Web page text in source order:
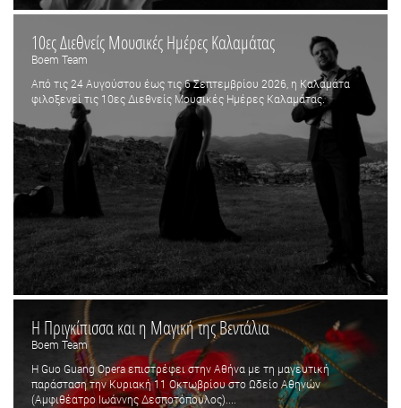
10ες Διεθνείς Μουσικές Ημέρες Καλαμάτας
Boem Team
Από τις 24 Αυγούστου έως τις 6 Σεπτεμβρίου 2026, η Καλαμάτα
φιλοξενεί τις 10ες Διεθνείς Μουσικές Ημέρες Καλαμάτας.
Η Πριγκίπισσα και η Μαγική της Βεντάλια
Boem Team
Η Guo Guang Opera επιστρέφει στην Αθήνα με τη μαγευτική
παράσταση την Κυριακή 11 Οκτωβρίου στο Ωδείο Αθηνών
(Αμφιθέατρο Ιωάννης Δεσποτόπουλος)....